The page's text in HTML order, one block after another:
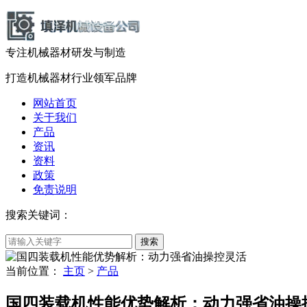
专注机械器材研发与制造
打造机械器材行业领军品牌
网站首页
关于我们
产品
资讯
资料
政策
免责说明
搜索关键词：
当前位置： 主页 > 产品